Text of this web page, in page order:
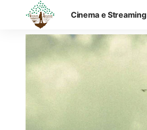
Cinema e Streaming